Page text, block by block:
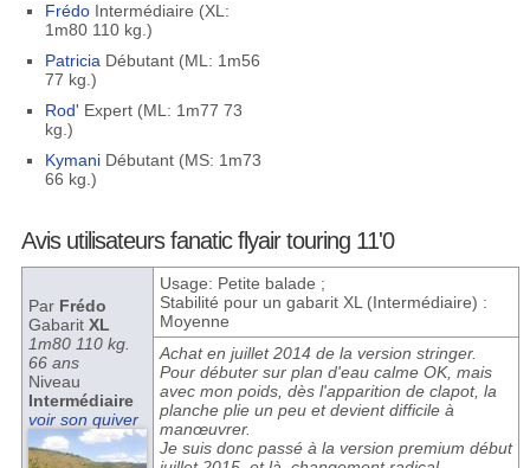
FrédoIntermédiaire (XL:
1m80 110 kg.)
Patricia Débutant (ML: 1m56
77 kg.)
Rod' Expert (ML: 1m77 73
kg.)
KymaniDébutant (MS: 1m73
66 kg.)
Avis utilisateurs fanatic flyair touring 11'0
Par Frédo
Gabarit XL
1m80 110 kg.
66 ans
Niveau
Intermédiaire
voir son quiver
Usage: Petite balade ;
Stabilité pour un gabarit XL (Intermédiaire) :
Moyenne
Achat en juillet 2014 de la version stringer.
Pour débuter sur plan d'eau calme OK, mais
avec mon poids, dès l'apparition de clapot, la
planche plie un peu et devient difficile à
manœuvrer.
Je suis donc passé à la version premium début